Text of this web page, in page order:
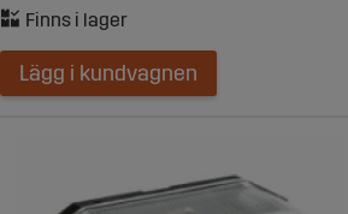
Lägg i kundvagnen